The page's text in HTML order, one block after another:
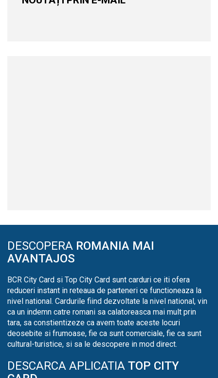
DESCOPERA ROMANIA MAI
AVANTAJOS
BCR City Card si Top City Card sunt carduri ce iti ofera
reduceri instant in reteaua de parteneri ce functioneaza la
nivel national. Cardurile fiind dezvoltate la nivel national, vin
ca un indemn catre romani sa calatoreasca mai mult prin
tara, sa constientizeze ca avem toate aceste locuri
deosebite si frumoase, fie ca sunt comerciale, fie ca sunt
cultural-turistice, si sa le descopere in mod direct.
DESCARCA APLICATIA TOP CITY